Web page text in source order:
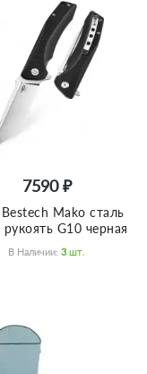
7590 ₽
Mako сталь
рукоять G10 черная
В Наличии: 3 Шт.